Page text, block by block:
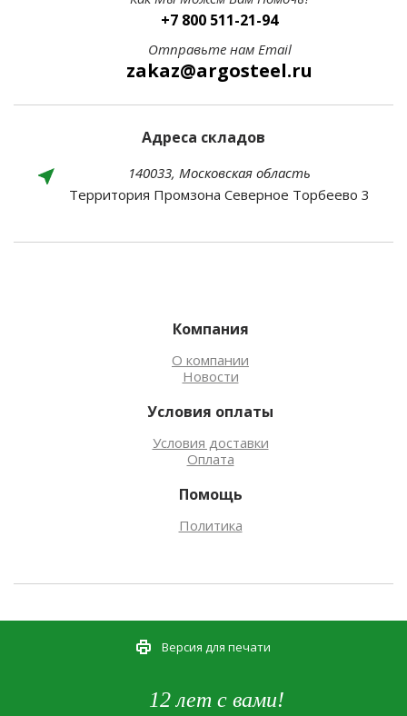
+7 800 511-21-94
Отправьте нам Email
zakaz@argosteel.ru
Компания
О компании
Новости
Условия оплаты
Условия доставки
Оплата
Помощь
Политика
Адреса складов
140033, Московская область
Территория Промзона Северное Торбеево 3
12 лет с вами!
Версия для печати